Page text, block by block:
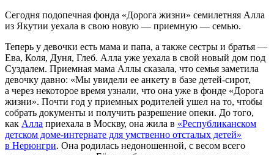
Сегодня подопечная фонда «Дорога жизни» семилетняя Алла
из Якутии уехала в свою новую — приемную — семью.
Теперь у девочки есть мама и папа, а также сестры и братья —
Ева, Коля, Дуня, Глеб. Алла уже уехала в свой новый дом под
Суздалем. Приемная мама Аллы сказала, что семья заметила
девочку давно: «Мы увидели ее анкету в базе детей-сирот,
а через некоторое время узнали, что она уже в фонде «Дорога
жизни». Почти год у приемных родителей ушел на то, чтобы
собрать документы и получить разрешение опеки. До того,
как Алла приехала в Москву, она жила в «Республиканском
детском доме-интернате для умственно отсталых детей»
в Нерюнгри. Она родилась недоношенной, с весом всего